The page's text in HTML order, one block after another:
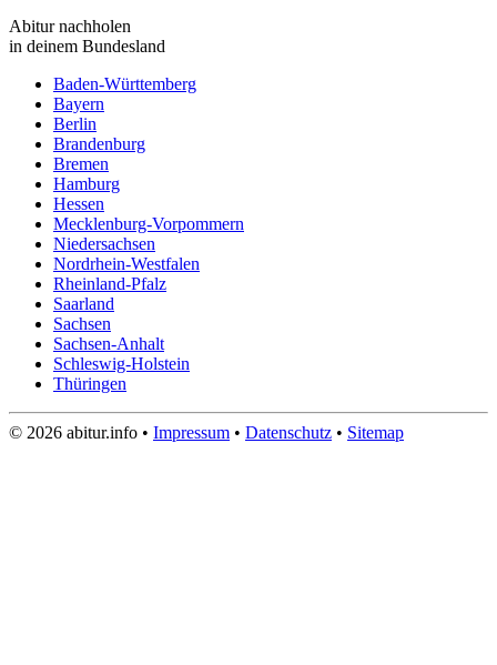
Abitur nachholen
in deinem Bundesland
Baden-Württemberg
Bayern
Berlin
Brandenburg
Bremen
Hamburg
Hessen
Mecklenburg-Vorpommern
Niedersachsen
Nordrhein-Westfalen
Rheinland-Pfalz
Saarland
Sachsen
Sachsen-Anhalt
Schleswig-Holstein
Thüringen
© 2026 abitur.info • Impressum • Datenschutz • Sitemap